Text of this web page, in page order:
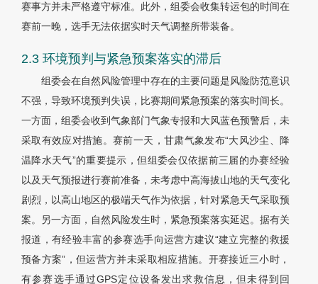
赛事方并未严格遵守标准。此外，组委会收集转运包的时间在
赛前一晚，选手无法依据实时天气调整所带装备。
2.3 环境预判与紧急预案落实的滞后
组委会在自然风险管理中存在的主要问题是风险防范意识
不强，导致环境预判失误，比赛期间紧急预案的落实时间长。
一方面，组委会收到气象部门气象专报和大风蓝色预警后，未
采取有效应对措施。赛前一天，甘肃气象发布“大风沙尘、降
温降水天气”的重要提示，但组委会仅依据前三届的办赛经验
以及天气预报进行赛前准备，未考虑中高海拔山地的天气变化
剧烈，以高山地区的极端天气作为依据，针对紧急天气采取预
案。另一方面，自然风险发生时，紧急预案落实延迟。据有关
报道，有经验丰富的参赛选手向运营方建议“建立完整的救援
预备方案”，但运营方并未采取相应措施。开赛接近三小时，
有参赛选手通过GPS定位设备发出求救信息，但未得到回